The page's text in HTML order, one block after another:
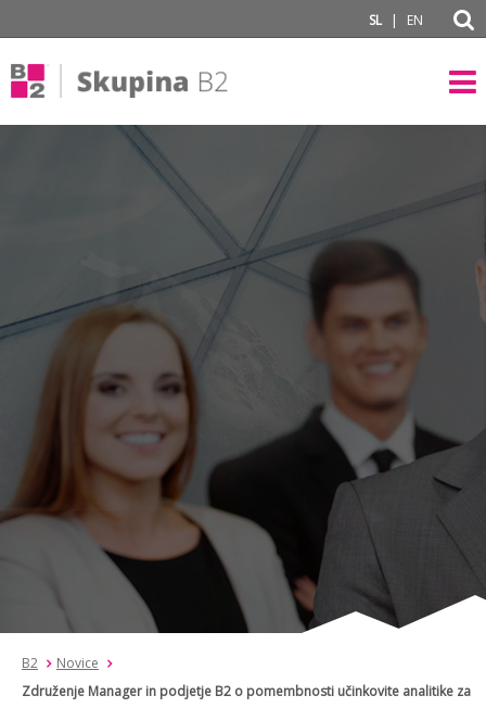
SL | EN
B2
Novice
Združenje Manager in podjetje B2 o pomembnosti učinkovite analitike za